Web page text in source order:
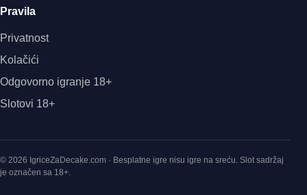
Pravila
Privatnost
Kolačići
Odgovorno igranje 18+
Slotovi 18+
© 2026 IgriceZaDecake.com · Besplatne igre nisu igre na sreću. Slot sadržaj
je označen sa 18+.